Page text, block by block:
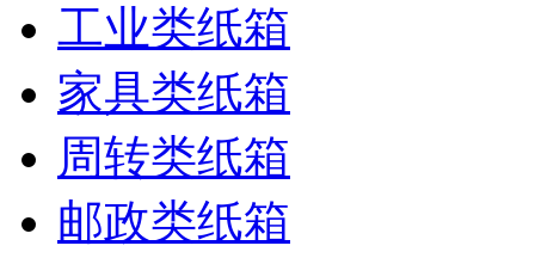
工业类纸箱
家具类纸箱
周转类纸箱
邮政类纸箱